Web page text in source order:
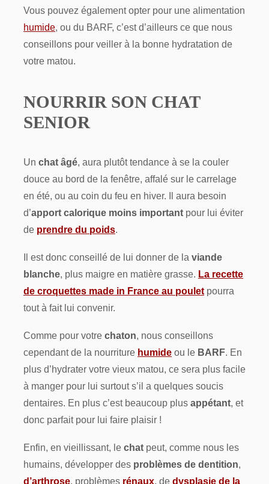
Vous pouvez également opter pour une alimentation
humide, ou du BARF, c’est d’ailleurs ce que nous
conseillons pour veiller à la bonne hydratation de
votre matou.
NOURRIR SON CHAT
SENIOR
Un chat âgé, aura plutôt tendance à se la couler
douce au bord de la fenêtre, affalé sur le carrelage
en été, ou au coin du feu en hiver. Il aura besoin
d’apport calorique moins important pour lui éviter
de prendre du poids.
Il est donc conseillé de lui donner de la viande
blanche, plus maigre en matière grasse. La recette
de croquettes made in France au poulet pourra
tout à fait lui convenir.
Comme pour votre chaton, nous conseillons
cependant de la nourriture humide ou le BARF. En
plus d’hydrater votre vieux matou, ce sera plus facile
à manger pour lui surtout s’il a quelques soucis
dentaires. En plus c’est beaucoup plus appétant, et
donc parfait pour lui faire plaisir !
Enfin, en vieillissant, le chat peut, comme nous les
humains, développer des problèmes de dentition,
d’arthrose, problèmes rénaux, de dysplasie de la